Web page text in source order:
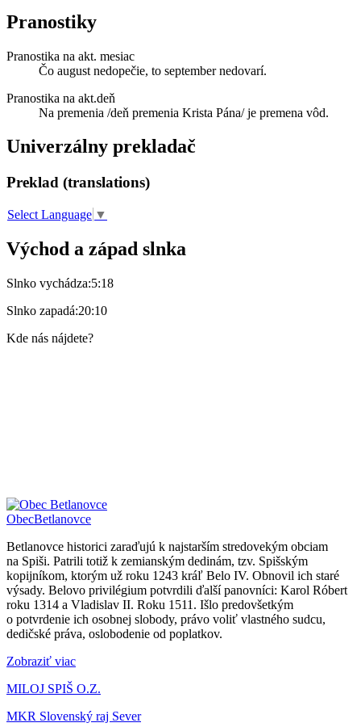
Pranostiky
Pranostika na akt. mesiac
Čo august nedopečie, to september nedovarí.
Pranostika na akt.deň
Na premenia /deň premenia Krista Pána/ je premena vôd.
Univerzálny prekladač
Preklad (translations)
Select Language ▼
Východ a západ slnka
Slnko vychádza:5:18
Slnko zapadá:20:10
Kde nás nájdete?
ObecBetlanovce
Betlanovce historici zaraďujú k najstarším stredovekým obciam
na Spiši. Patrili totiž k zemianským dedinám, tzv. Spišským
kopijníkom, ktorým už roku 1243 kráľ Belo IV. Obnovil ich staré
výsady. Belovo privilégium potvrdili ďalší panovníci: Karol Róbert
roku 1314 a Vladislav II. Roku 1511. Išlo predovšetkým
o potvrdenie ich osobnej slobody, právo voliť vlastného sudcu,
dedičské práva, oslobodenie od poplatkov.
Zobraziť viac
MILOJ SPIŠ O.Z.
MKR Slovenský raj Sever